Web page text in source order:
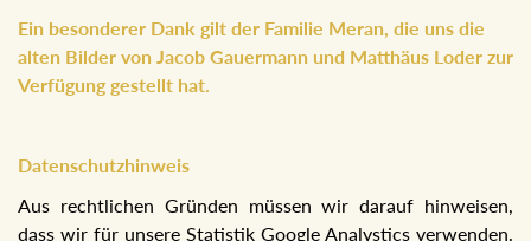
Ein besonderer Dank gilt der Familie Meran, die uns die
alten Bilder von Jacob Gauermann und Matthäus Loder zur
Verfügung gestellt hat.
Datenschutzhinweis
Aus rechtlichen Gründen müssen wir darauf hinweisen,
dass wir für unsere Statistik Google Analystics verwenden.